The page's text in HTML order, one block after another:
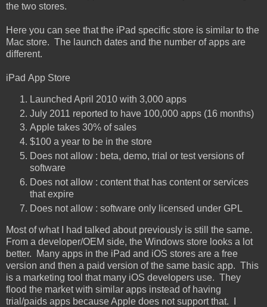
the two stores.
Here you can see that the iPad specific store is similar to the
Mac store. The launch dates and the number of apps are
different.
iPad App Store
Launched April 2010 with 3,000 apps
July 2011 reported to have 100,000 apps (16 months)
Apple takes 30% of sales
$100 a year to be in the store
Does not allow : beta, demo, trial or test versions of
software
Does not allow : content that has content or services
that expire
Does not allow : software only licensed under GPL
Most of what I had talked about previously is still the same.
From a developer/OEM side, the Windows store looks a lot
better. Many apps in the iPad and iOS stores are a free
version and then a paid version of the same basic app. This
is a marketing tool that many iOS developers use. They
flood the market with similar apps instead of having
trial/paids apps because Apple does not support that. I